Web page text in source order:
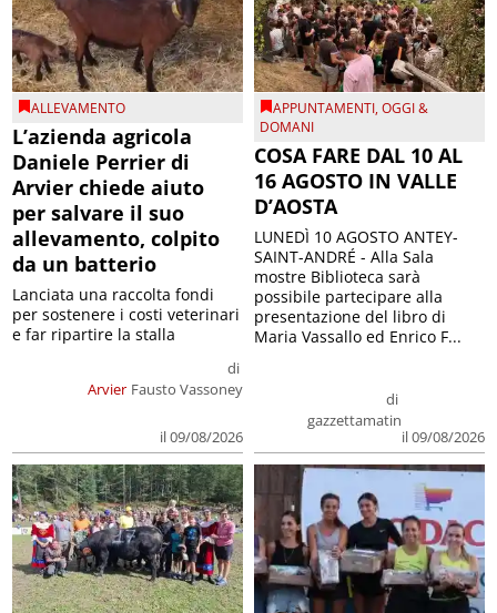
ALLEVAMENTO
L’azienda agricola
Daniele Perrier di
Arvier chiede aiuto
per salvare il suo
allevamento, colpito
da un batterio
Arvier
di
Fausto Vassoney
il 09/08/2026
Lanciata una raccolta fondi
per sostenere i costi veterinari
e far ripartire la stalla
APPUNTAMENTI,OGGI &
DOMANI
COSA FARE DAL 10 AL
16 AGOSTO IN VALLE
D’AOSTA
di
gazzettamatin
il 09/08/2026
LUNEDÌ 10 AGOSTO ANTEY-
SAINT-ANDRÉ - Alla Sala
mostre Biblioteca sarà
possibile partecipare alla
presentazione del libro di
Maria Vassallo ed Enrico F...